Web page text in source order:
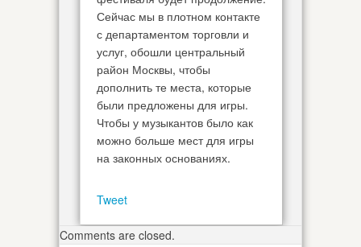
Сейчас мы в плотном контакте
с департаментом торговли и
услуг, обошли центральный
район Москвы, чтобы
дополнить те места, которые
были предложены для игры.
Чтобы у музыкантов было как
можно больше мест для игры
на законных основаниях.
Tweet
Comments are closed.